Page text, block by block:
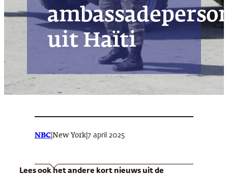
uit Haïti
NBC New York 7 april 2025
Lees ook het andere kort nieuws uit de